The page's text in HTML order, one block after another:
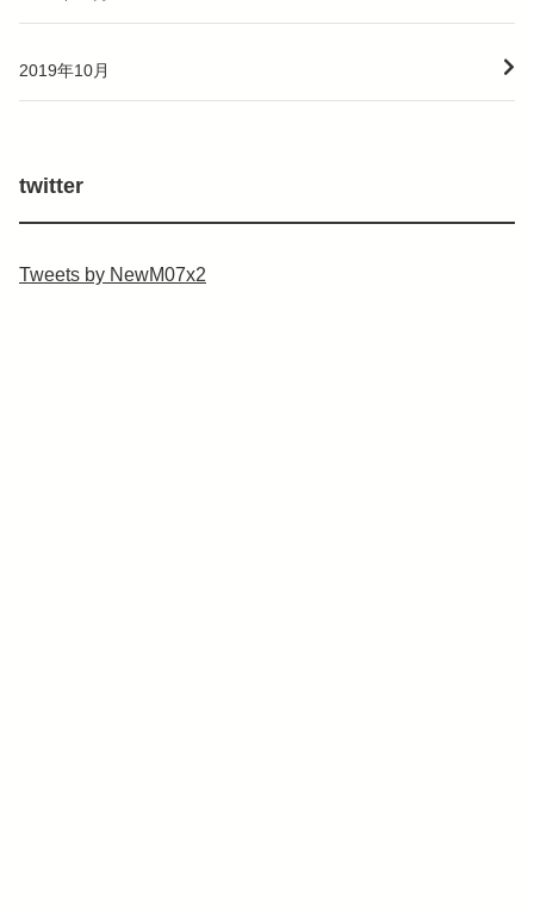
2019年10月
twitter
Tweets by NewM07x2